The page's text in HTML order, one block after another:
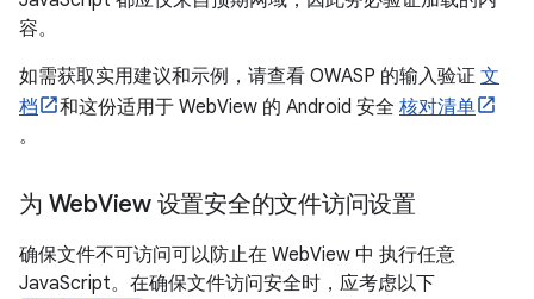
容。
如需获取实用建议和示例，请查看 OWASP 的输入验证 文
档
和这份适用于 WebView 的 Android 安全 核对清单
。
为 WebView 设置安全的文件访问设置
确保文件不可访问可以防止在 WebView 中 执行任意
JavaScript。在确保文件访问安全时，应考虑以下